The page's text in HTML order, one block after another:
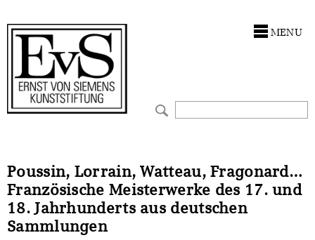
MENU
Poussin, Lorrain, Watteau, Fragonard…
Französische Meisterwerke des 17. und
18. Jahrhunderts aus deutschen
Sammlungen
Förderphilosophie
Gremien
Presse und Neuigkeiten
Stellenangebote
Ankauf
Restaurierungen
Werkverzeichnisse
UKRAINE-Förderlinie